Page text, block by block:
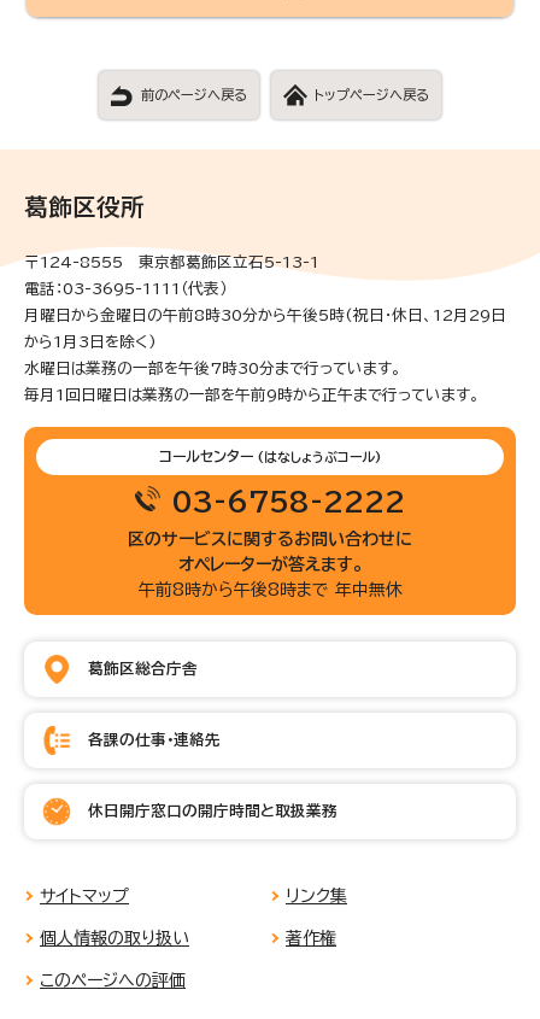
前のページへ戻る トップページへ戻る
葛飾区役所
〒124-8555 東京都葛飾区立石5-13-1
電話：03-3695-1111（代表）
月曜日から金曜日の午前8時30分から午後5時(祝日・休日、12月29日
から1月3日を除く)
水曜日は業務の一部を午後7時30分まで行っています。
毎月1回日曜日は業務の一部を午前9時から正午まで行っています。
コールセンター (はなしょうぶコール)
03-6758-2222
区のサービスに関するお問い合わせに
オペレーターが答えます。
午前8時から午後8時まで 年中無休
葛飾区総合庁舎
各課の仕事・連絡先
休日開庁窓口の開庁時間と取扱業務
サイトマップ リンク集
個人情報の取り扱い 著作権
このページへの評価